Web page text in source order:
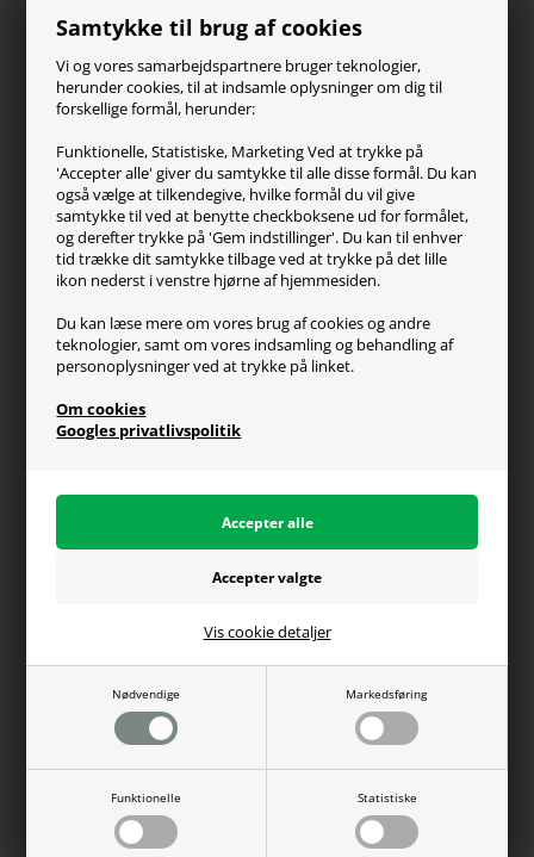
Samtykke til brug af cookies
Vi og vores samarbejdspartnere bruger teknologier,
herunder cookies, til at indsamle oplysninger om dig til
forskellige formål, herunder:
Funktionelle, Statistiske, Marketing Ved at trykke på
'Accepter alle' giver du samtykke til alle disse formål. Du kan
også vælge at tilkendegive, hvilke formål du vil give
samtykke til ved at benytte checkboksene ud for formålet,
og derefter trykke på 'Gem indstillinger'. Du kan til enhver
tid trække dit samtykke tilbage ved at trykke på det lille
ikon nederst i venstre hjørne af hjemmesiden.
Du kan læse mere om vores brug af cookies og andre
teknologier, samt om vores indsamling og behandling af
personoplysninger ved at trykke på linket.
Om cookies
Googles privatlivspolitik
Nødvendige Markedsføring
Funktionelle Statistiske
Vis cookie detaljer
SteelSeries
ZOWIE
Turtle Beach
Kundeservice
Kontakt os
FAQ
Handelsvilkår
Reklamation
Generel info
Om os
Fragt og levering
Du kan altid ringe til os på telefon 98374333